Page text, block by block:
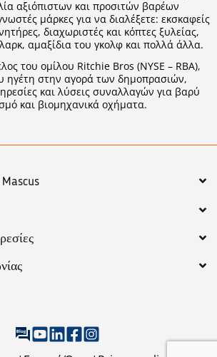
αξιόπιστων και προσιτών βαρέων
μάρκες για να διαλέξετε: εκσκαφείς
διαχωριστές και κόπτες ξυλείας,
αμαξίδια του γκολφ και πολλά άλλα.
του ομίλου Ritchie Bros (NYSE – RBA),
ηγέτη στην αγορά των δημοπρασιών,
και λύσεις συναλλαγών για βαρύ
και βιομηχανικά οχήματα.
Mascus